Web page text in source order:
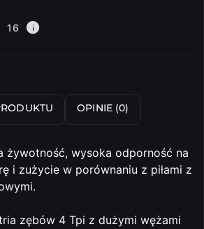
16
OPINIE (0)
żywotność, wysoka odporność na
i zużycie w porównaniu z piłami z
zębów 4 Tpi z dużymi wężami